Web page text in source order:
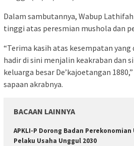
Dalam sambutannya, Wabup
tinggi atas peresmian mushola dan
“Terima kasih atas kesempatan
hadir di sini menjalin keakraban dan
keluarga besar De’kajoetangan
sapaan akrabnya.
BACAAN LAINNYA
APKLI-P Dorong Badan Perekonomian
Pelaku Usaha Unggul 2030